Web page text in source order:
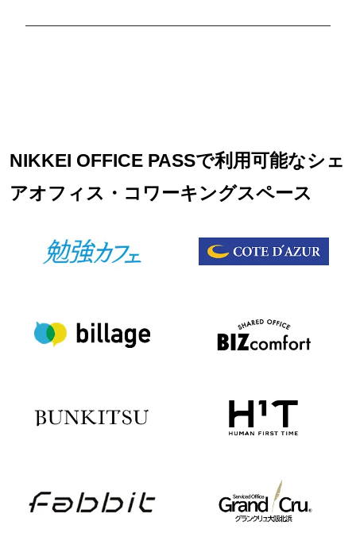
NIKKEI OFFICE PASSで利用可能なシェ
アオフィス・コワーキングスペース